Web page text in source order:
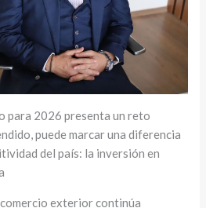
para 2026 presenta un reto
puede marcar una diferencia
del país: la inversión en
exterior continúa